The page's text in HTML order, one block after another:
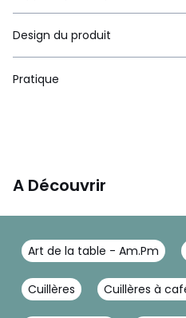
Design du produit
Pratique
A Découvrir
Art de la table - Am.Pm
Cuillères Cuillères à